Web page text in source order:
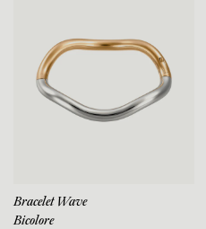
Bracelet Wave
Bicolore